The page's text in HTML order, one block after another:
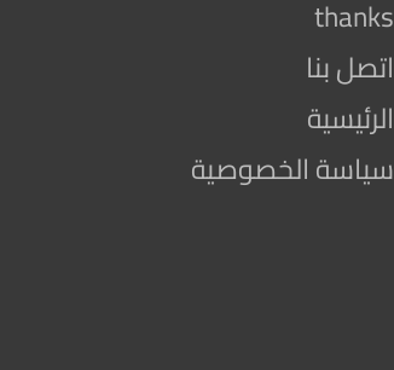
thanks
اتصل بنا
الرئيسية
سياسة الخصوصية